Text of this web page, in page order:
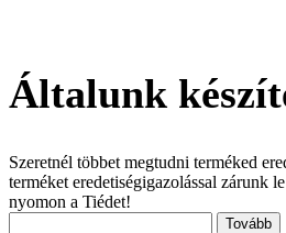
Általunk
Szeretnél többet megtudni terméked
terméket eredetiségigazolással zárunk
nyomon a Tiédet!
Tovább